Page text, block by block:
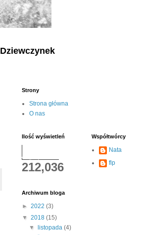
Dziewczynek
Strony
Strona główna
O nas
Ilość wyświetleń
212,036
Współtwórcy
Nata
flp
Archiwum bloga
► 2022 (3)
▼ 2018 (15)
▼
listopada(4)